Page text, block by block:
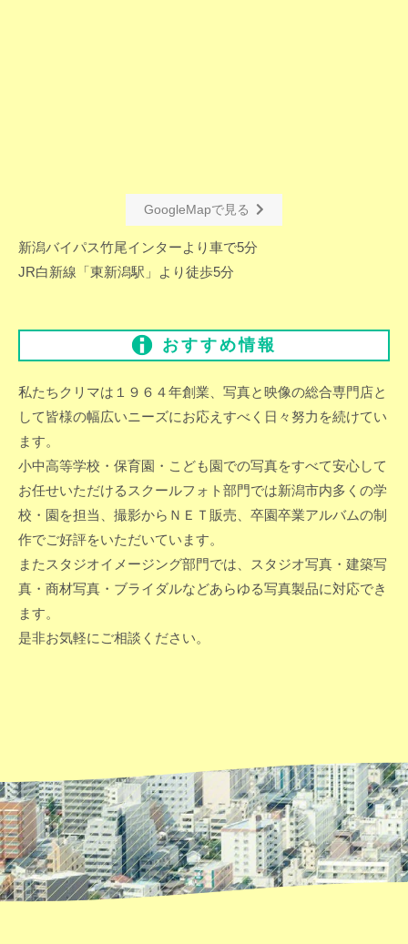
GoogleMapで見る
新潟バイパス竹尾インターより車で5分
JR白新線「東新潟駅」より徒歩5分
おすすめ情報
私たちクリマは１９６４年創業、写真と映像の総合専門店と
して皆様の幅広いニーズにお応えすべく日々努力を続けてい
ます。
小中高等学校・保育園・こども園での写真をすべて安心して
お任せいただけるスクールフォト部門では新潟市内多くの学
校・園を担当、撮影からＮＥＴ販売、卒園卒業アルバムの制
作でご好評をいただいています。
またスタジオイメージング部門では、スタジオ写真・建築写
真・商材写真・ブライダルなどあらゆる写真製品に対応でき
ます。
是非お気軽にご相談ください。